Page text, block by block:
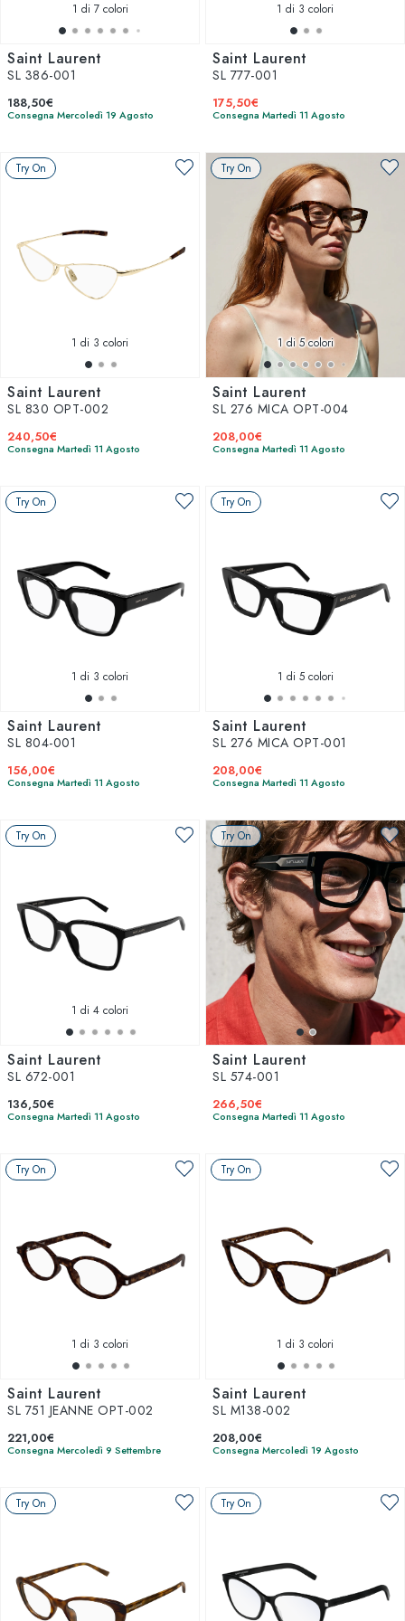
1 di 7 colori
Saint Laurent
SL 386-001
188,50€
Consegna Mercoledì 19 Agosto
1 di 3 colori
Saint Laurent
SL 777-001
175,50€
Consegna Martedì 11 Agosto
Try On
1 di 3 colori
Saint Laurent
SL 830 OPT-002
240,50€
Consegna Martedì 11 Agosto
Try On
1di 5 colori
Saint Laurent
SL 276 MICA OPT-004
208,00€
Consegna Martedì 11 Agosto
Try On
1 di 3 colori
Saint Laurent
SL 804-001
156,00€
Consegna Martedì 11 Agosto
Try On
1 di 5 colori
Saint Laurent
SL 276 MICA OPT-001
208,00€
Consegna Martedì 11 Agosto
Try On
1 di 4 colori
Saint Laurent
SL 672-001
136,50€
Consegna Martedì 11 Agosto
Try On
Saint Laurent
SL 574-001
266,50€
Consegna Martedì 11 Agosto
Try On
1 di 3 colori
Saint Laurent
SL 751 JEANNE OPT-002
221,00€
Consegna Mercoledì 9 Settembre
Try On
1 di 3 colori
Saint Laurent
SL M138-002
208,00€
Consegna Mercoledì 19 Agosto
Try On Try On